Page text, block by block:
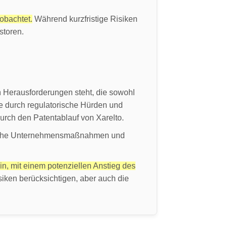
Während kurzfristige Risiken
steht, die sowohl
durch regulatorische Hürden und
den Patentablauf von Xarelto.
Unternehmensmaßnahmen und
mit einem potenziellen Anstieg des
berücksichtigen, aber auch die